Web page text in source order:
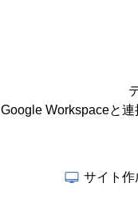
Google Workspaceと
サイト作